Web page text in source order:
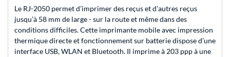
Le RJ-2050 permet d’imprimer des reçus et d’autres reçus
jusqu’à 58 mm de large - sur la route et même dans des
conditions difficiles. Cette imprimante mobile avec impression
thermique directe et fonctionnement sur batterie dispose d’une
interface USB, WLAN et Bluetooth. Il imprime à 203 ppp à une